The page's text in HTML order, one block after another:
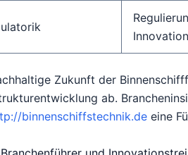
Zukunft der
ab.
binnenschiffstechnik.de eine